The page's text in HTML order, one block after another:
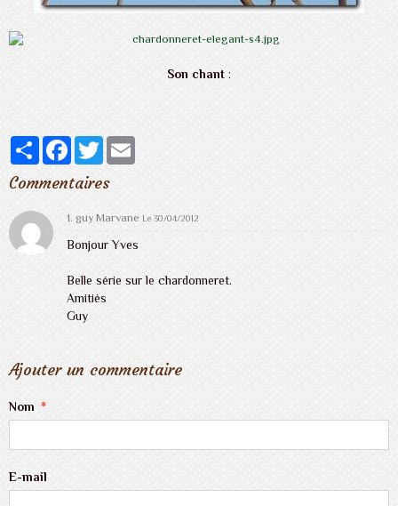
Son chant:
PartagerFacebook
TwitterEmail
Commentaires
1.guy Marvane Le 30/04/2012
Bonjour Yves
Belle série sur le chardonneret.
Amitiés
Guy
Ajouter un commentaire
Nom
E-mail